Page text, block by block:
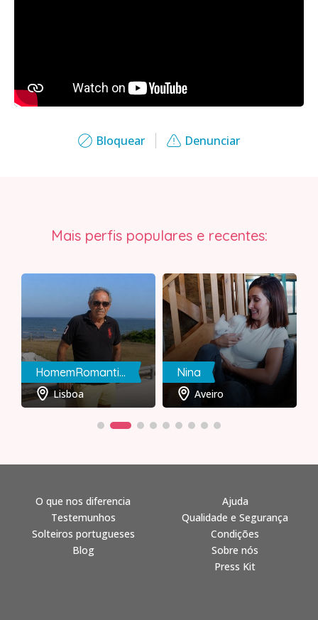
Bloquear Denunciar
Mais perfis populares e recentes:
HomemRomantico
Lisboa
Nina
Aveiro
O que nos diferencia
Testemunhos
Solteiros portugueses
Blog
Ajuda
Qualidade e Segurança
Condições
Sobre nós
Press Kit